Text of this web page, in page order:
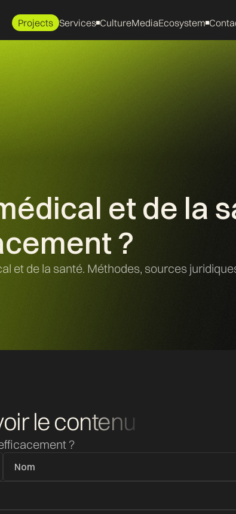
Projects Services CultureMediaEcosystem
et de la
?
et de la santé. Méthodes, sources
le contenu
?